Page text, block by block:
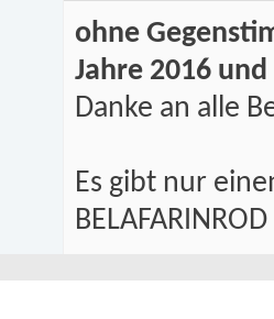
ohne
Jahre 2016 und
Danke an alle
Es gibt nur
BELAFARINROD